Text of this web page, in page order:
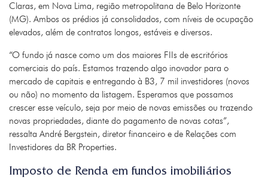
Claras, em Nova Lima, região metropolitana de Belo Horizonte
(MG). Ambos os prédios já consolidados, com níveis de ocupação
elevados, além de contratos longos, estáveis e diversos.
“O fundo já nasce como um dos maiores FIIs de escritórios
comerciais do país. Estamos trazendo algo inovador para o
mercado de capitais e entregando à B3, 7 mil investidores (novos
ou não) no momento da listagem. Esperamos que possamos
crescer esse veículo, seja por meio de novas emissões ou trazendo
novas propriedades, diante do pagamento de novas cotas”,
ressalta André Bergstein, diretor financeiro e de Relações com
Investidores da BR Properties.
Imposto de Renda em fundos imobiliários